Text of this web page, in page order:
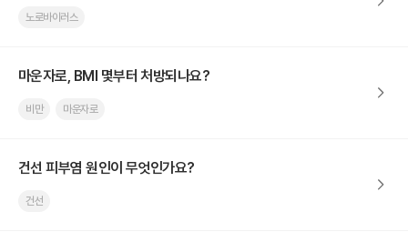
노로바이러스
마운자로, BMI 몇부터 처방되나요?
비만 마운자로
건선 피부염 원인이 무엇인가요?
건선